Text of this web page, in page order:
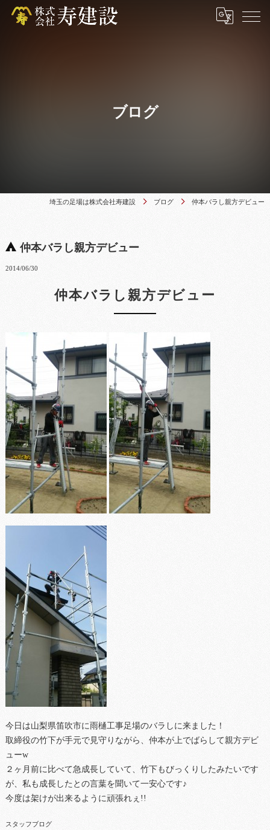
ブログ
埼玉の足場は株式会社寿建設 ブログ 仲本バラし親方デビュー
仲本バラし親方デビュー
2014/06/30
仲本バラし親方デビュー
今日は山梨県笛吹市に雨樋工事足場のバラしに来ました！
取締役の竹下が手元で見守りながら、仲本が上でばらして親方デビ
ューw
２ヶ月前に比べて急成長していて、竹下もびっくりしたみたいです
が、私も成長したとの言葉を聞いて一安心です♪
今度は架けが出来るように頑張れぇ!!
スタッフブログ